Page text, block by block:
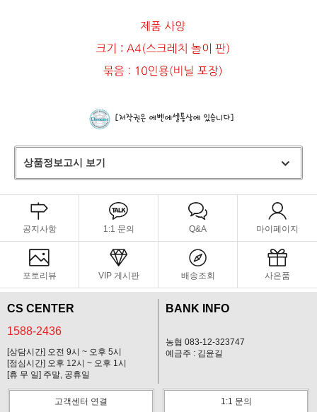
상품정보고시 보기
공지사항 1:1 문의 Q&A 마이페이지
포토리뷰 VIP 게시판 배송조회 사은품
CS CENTER
1588-2436
[상담시간] 오전 9시 ~ 오후 5시
[점심시간] 오후 12시 ~ 오후 1시
[휴 무 일] 주말, 공휴일
BANK INFO
농협 083-12-323747
예금주 : 김윤길
고객센터 연결 1:1 문의